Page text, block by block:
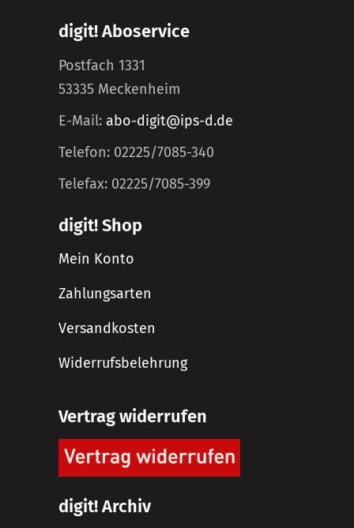
digit! Aboservice
Postfach 1331
53335 Meckenheim
E-Mail: abo-digit@ips-d.de
Telefon: 02225/7085-340
Telefax: 02225/7085-399
digit! Shop
Mein Konto
Zahlungsarten
Versandkosten
Widerrufsbelehrung
Vertrag widerrufen
digit! Archiv